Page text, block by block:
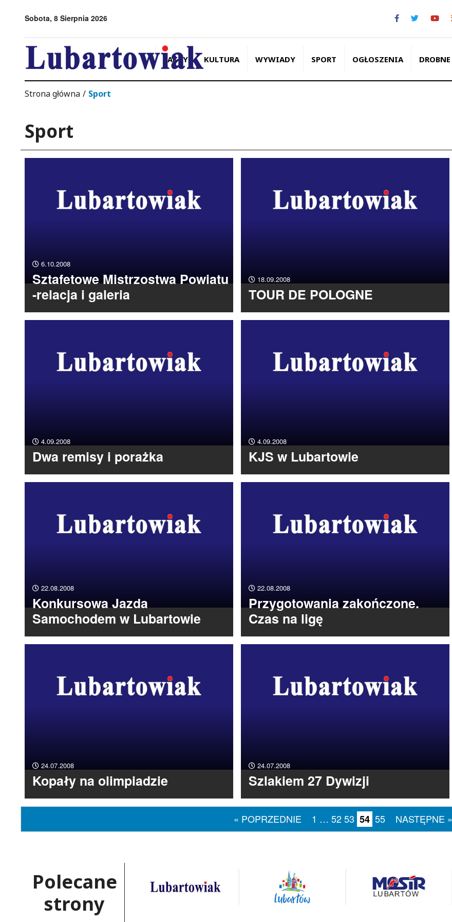
Sobota, 8 Sierpnia 2026
FAKTY KULTURA WYWIADY SPORT OGŁOSZENIA DROBNE
Strona główna / Sport
Sport
6.10.2008
Sztafetowe Mistrzostwa Powiatu
-relacja i galeria
18.09.2008
TOUR DE POLOGNE
4.09.2008
Dwa remisy i porażka
4.09.2008
KJS w Lubartowie
22.08.2008
Konkursowa Jazda
Samochodem w Lubartowie
22.08.2008
Przygotowania zakończone.
Czas na ligę
24.07.2008
Kopały na olimpiadzie
24.07.2008
Szlakiem 27 Dywizji
« POPRZEDNIE 1 … 52 53 54 55 NASTĘPNE »
Polecane
strony